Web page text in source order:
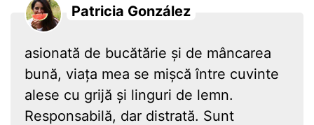
Patricia González
asionată de bucătărie și de mâncarea
bună, viața mea se mișcă între cuvinte
alese cu grijă și linguri de lemn.
Responsabilă, dar distrată. Sunt